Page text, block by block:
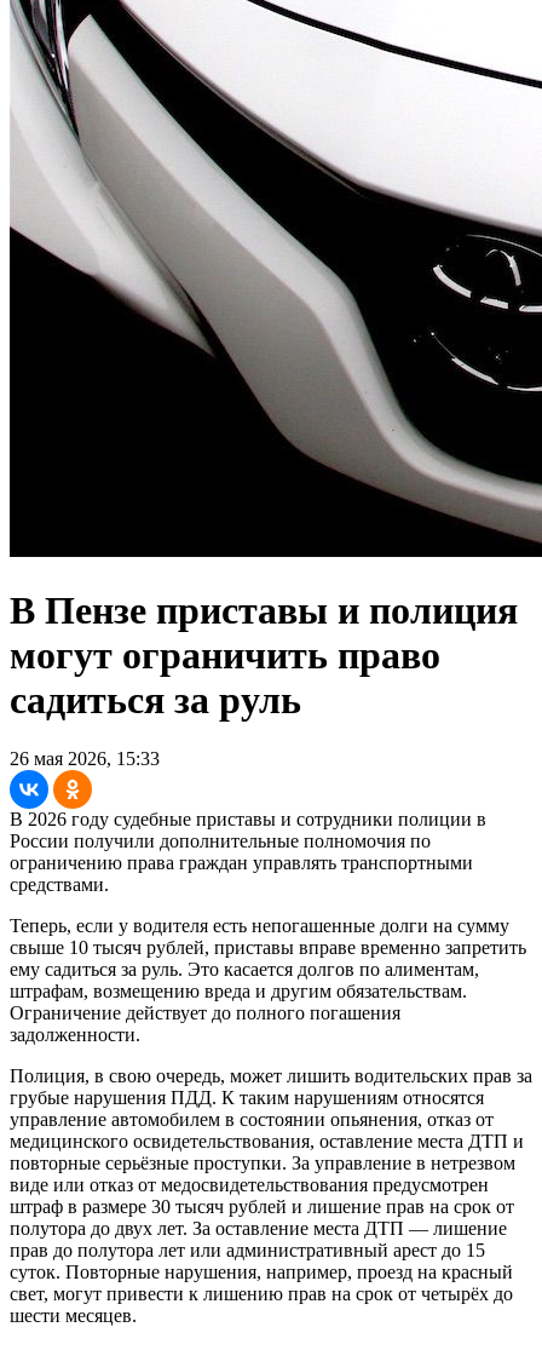
В Пензе приставы и полиция
могут ограничить право
садиться за руль
26 мая 2026, 15:33
В 2026 году судебные приставы и сотрудники полиции в
России получили дополнительные полномочия по
ограничению права граждан управлять транспортными
средствами.
Теперь, если у водителя есть непогашенные долги на сумму
свыше 10 тысяч рублей, приставы вправе временно запретить
ему садиться за руль. Это касается долгов по алиментам,
штрафам, возмещению вреда и другим обязательствам.
Ограничение действует до полного погашения
задолженности.
Полиция, в свою очередь, может лишить водительских прав за
грубые нарушения ПДД. К таким нарушениям относятся
управление автомобилем в состоянии опьянения, отказ от
медицинского освидетельствования, оставление места ДТП и
повторные серьёзные проступки. За управление в нетрезвом
виде или отказ от медосвидетельствования предусмотрен
штраф в размере 30 тысяч рублей и лишение прав на срок от
полутора до двух лет. За оставление места ДТП — лишение
прав до полутора лет или административный арест до 15
суток. Повторные нарушения, например, проезд на красный
свет, могут привести к лишению прав на срок от четырёх до
шести месяцев.